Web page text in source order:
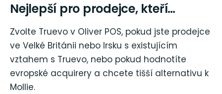
Nejlepší pro prodejce, kteří…
Zvolte Truevo v Oliver POS, pokud jste prodejce
ve Velké Británii nebo Irsku s existujícím
vztahem s Truevo, nebo pokud hodnotíte
evropské acquirery a chcete tišší alternativu k
Mollie.